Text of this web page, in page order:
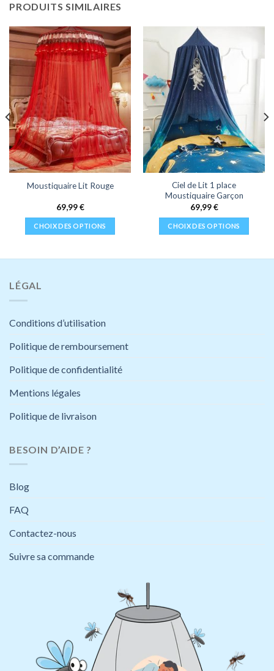
PRODUITS SIMILAIRES
Moustiquaire Lit Rouge
69,99€
CHOIX DES OPTIONS
options
être
sur
page
produit
Ciel de Lit 1 place
Moustiquaire Garçon
69,99€
CHOIX DES OPTIONS
LÉGAL
Conditions d’utilisation
Politique de remboursement
Politique de confidentialité
Mentions légales
Politique de livraison
BESOIN D’AIDE ?
Blog
FAQ
Contactez-nous
Suivre sa commande